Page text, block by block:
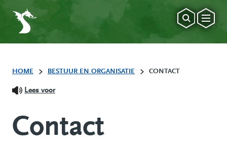
HOME BESTUUR EN ORGANISATIE CONTACT
Lees voor
Contact